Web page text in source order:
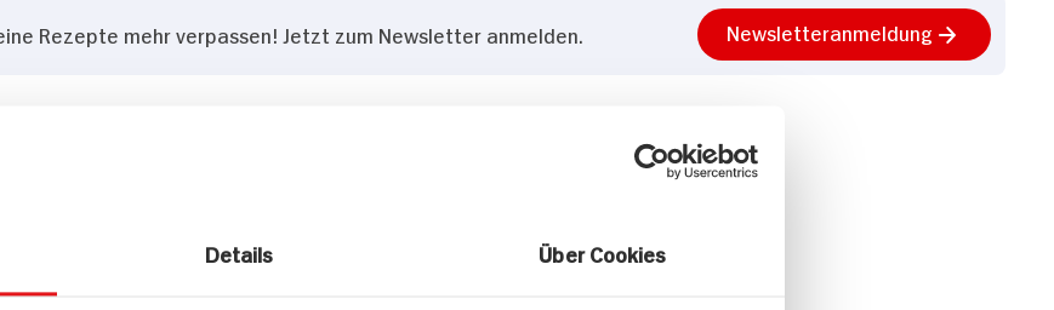
Details Über Cookies
Rezepte mehr verpassen! Jetzt zum Newsletter anmelden. Newsletteranmeldung